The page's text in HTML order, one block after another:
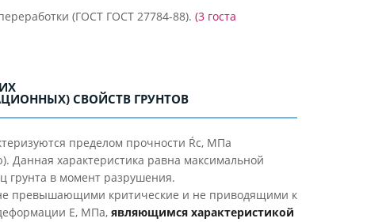
(ГОСТ ГОСТ 27784-88). (3 госта
СВОЙСТВ ГРУНТОВ
пределом прочности Ŕс, МПа
Данная характеристика равна максимальной
грунта в момент разрушения.
превышающими критические и не приводящими к
Е, МПа, являющимся характеристикой